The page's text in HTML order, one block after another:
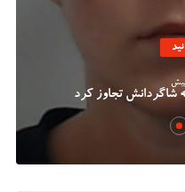
شاگردانش تجاوز کرد